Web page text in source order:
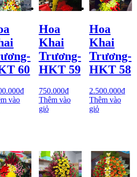
60
₫
vào
Hoa
Khai
Trương-
HKT 59
750.000₫
Thêm vào
giỏ
Hoa
Khai
Trương-
HKT 58
2.500.000₫
Thêm vào
giỏ